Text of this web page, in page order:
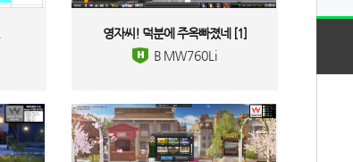
영자씨! 덕분에 주옥빠졌네 [1]
ＢＭＷ760Li